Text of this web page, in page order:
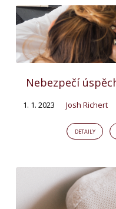
Kázání
by
Josh
Richert
Nebezpečí
1. 1. 2023 Josh Richert
DETAILY